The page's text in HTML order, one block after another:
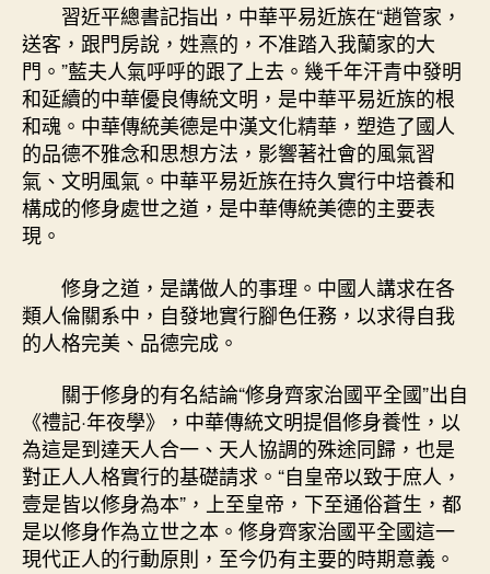
習近平總書記指出，中華平易近族在“趙管家，
送客，跟門房說，姓熹的，不准踏入我蘭家的大
門。”藍夫人氣呼呼的跟了上去。幾千年汗青中發明
和延續的中華優良傳統文明，是中華平易近族的根
和魂。中華傳統美德是中漢文化精華，塑造了國人
的品德不雅念和思想方法，影響著社會的風氣習
氣、文明風氣。中華平易近族在持久實行中培養和
構成的修身處世之道，是中華傳統美德的主要表
現。
修身之道，是講做人的事理。中國人講求在各
類人倫關系中，自發地實行腳色任務，以求得自我
的人格完美、品德完成。
關于修身的有名結論“修身齊家治國平全國”出自
《禮記·年夜學》，中華傳統文明提倡修身養性，以
為這是到達天人合一、天人協調的殊途同歸，也是
對正人人格實行的基礎請求。“自皇帝以致于庶人，
壹是皆以修身為本”，上至皇帝，下至通俗蒼生，都
是以修身作為立世之本。修身齊家治國平全國這一
現代正人的行動原則，至今仍有主要的時期意義。